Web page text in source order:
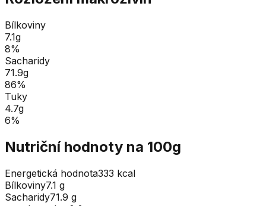
Bílkoviny
7.1g
8%
Sacharidy
71.9g
86%
Tuky
4.7g
6%
Nutriční hodnoty na 100g
Energetická hodnota333 kcal
Bílkoviny7.1 g
Sacharidy71.9 g